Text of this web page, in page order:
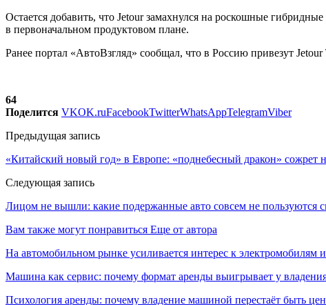
Остается добавить, что Jetour замахнулся на роскошные
в первоначальном продуктовом плане.
Ранее портал «АвтоВзгляд» сообщал, что в Россию привезут
64
Поделится VKOK.ruFacebookTwitterWhatsAppTelegramViber
Предыдущая запись
«Китайский новый год» в Европе: «поднебесный дракон» сожрет
Следующая запись
Лицом не вышли: какие подержанные авто совсем не пользуются
Вам также могут понравиться Еще от автора
На автомобильном рынке усиливается интерес к электромобилям
Машина как сервис: почему формат аренды выигрывает у
Психология аренды: почему владение машиной перестаёт быть